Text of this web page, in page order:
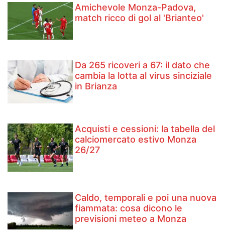
Amichevole Monza-Padova,
match ricco di gol al 'Brianteo'
Da 265 ricoveri a 67: il dato che
cambia la lotta al virus sinciziale
in Brianza
Acquisti e cessioni: la tabella del
calciomercato estivo Monza
26/27
Caldo, temporali e poi una nuova
fiammata: cosa dicono le
previsioni meteo a Monza